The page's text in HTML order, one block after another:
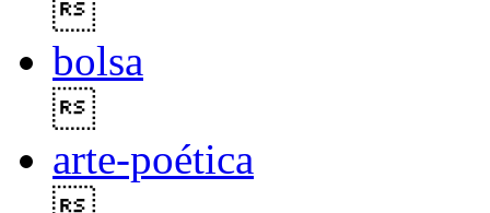
bolsa
arte-poética